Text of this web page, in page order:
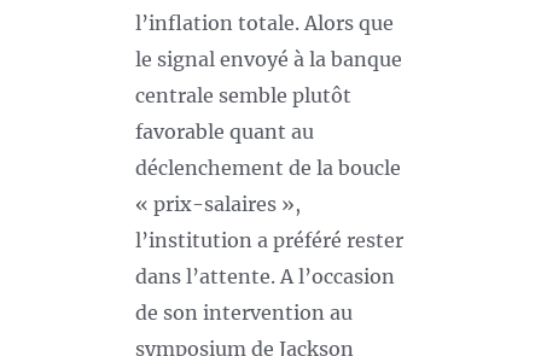
l’inflation totale. Alors que
le signal envoyé à la banque
centrale semble plutôt
favorable quant au
déclenchement de la boucle
« prix-salaires »,
l’institution a préféré rester
dans l’attente. A l’occasion
de son intervention au
symposium de Jackson